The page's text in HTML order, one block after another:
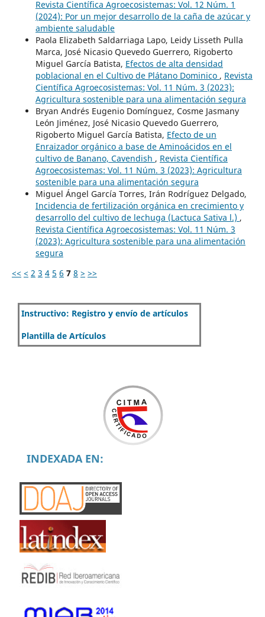
Revista Científica Agroecosistemas: Vol. 12 Núm. 1
(2024): Por un mejor desarrollo de la caña de azúcar y
ambiente saludable
Paola Elizabeth Saldarriaga Lapo, Leidy Lisseth Pulla
Marca, José Nicasio Quevedo Guerrero, Rigoberto
Miguel García Batista, Efectos de alta densidad
poblacional en el Cultivo de Plátano Dominico , Revista
Científica Agroecosistemas: Vol. 11 Núm. 3 (2023):
Agricultura sostenible para una alimentación segura
Bryan Andrés Eugenio Domínguez, Cosme Jasmany
León Jiménez, José Nicasio Quevedo Guerrero,
Rigoberto Miguel García Batista, Efecto de un
Enraizador orgánico a base de Aminoácidos en el
cultivo de Banano, Cavendish , Revista Científica
Agroecosistemas: Vol. 11 Núm. 3 (2023): Agricultura
sostenible para una alimentación segura
Miguel Ángel García Torres, Irán Rodríguez Delgado,
Incidencia de fertilización orgánica en crecimiento y
desarrollo del cultivo de lechuga (Lactuca Sativa l.) ,
Revista Científica Agroecosistemas: Vol. 11 Núm. 3
(2023): Agricultura sostenible para una alimentación
segura
<< < 2 3 4 5 6 7 8 > >>
Instructivo: Registro y envío de artículos
Plantilla de Artículos
INDEXADA EN: